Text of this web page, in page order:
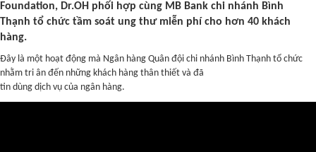
Foundation, Dr.OH phối hợp cùng MB Bank chi nhánh Bình
Thạnh tổ chức tầm soát ung thư miễn phí cho hơn 40 khách
hàng.
Đây là một hoạt động mà Ngân hàng Quân đội chi nhánh Bình Thạnh tổ chức
nhằm tri ân đến những khách hàng thân thiết và đã
tin dùng dịch vụ của ngân hàng.